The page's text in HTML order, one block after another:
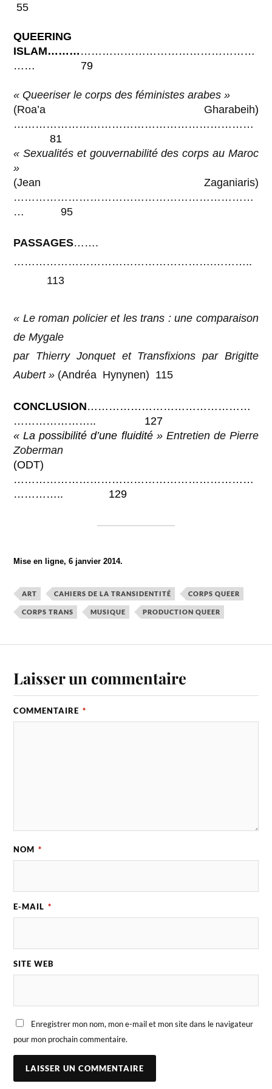
55
QUEERING
ISLAM……… …………………………………………
…… 79
« Queeriser le corps des féministes arabes »
(Roa’a Gharabeih)
…………………………………………………………
81
« Sexualités et gouvernabilité des corps au Maroc
»
(Jean Zaganiaris)
…………………………………………………………
… 95
PASSAGES…….
……………………………………………….………..
113
« Le roman policier et les trans :une comparaison
de Mygale
par Thierry Jonquet et Transfixions par Brigitte
Aubert » (Andréa Hynynen) 115
CONCLUSION………………………………………
………………….. 127
« La possibilité d’une fluidité » Entretien de Pierre
Zoberman
(ODT)
…………………………………………………………
………….. 129
Mise en ligne, 6 janvier 2014.
ART CAHIERS DE LA TRANSIDENTITÉ CORPS QUEER
CORPS TRANS MUSIQUE PRODUCTION QUEER
Laisser un commentaire
COMMENTAIRE *
NOM *
E-MAIL *
SITE WEB
Enregistrer mon nom, mon e-mail et mon site dans le navigateur
pour mon prochain commentaire.